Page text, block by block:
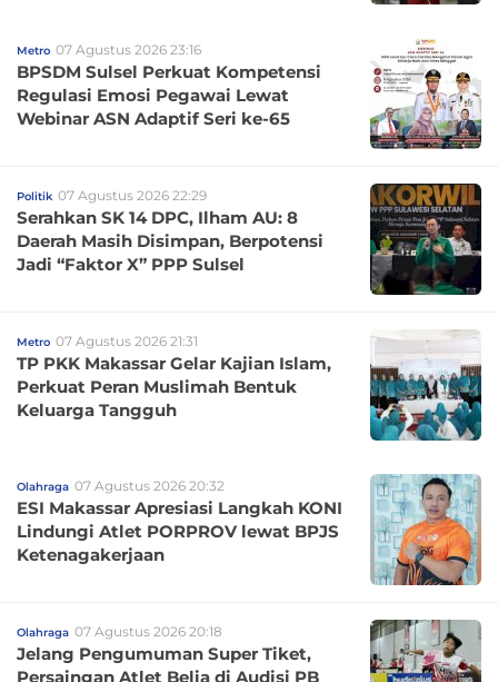
Metro 07 Agustus 2026 23:16
BPSDM Sulsel Perkuat Kompetensi
Regulasi Emosi Pegawai Lewat
Webinar ASN Adaptif Seri ke-65
Politik 07 Agustus 2026 22:29
Serahkan SK 14 DPC, Ilham AU: 8
Daerah Masih Disimpan, Berpotensi
Jadi “Faktor X” PPP Sulsel
Metro 07 Agustus 2026 21:31
TP PKK Makassar Gelar Kajian Islam,
Perkuat Peran Muslimah Bentuk
Keluarga Tangguh
Olahraga 07 Agustus 2026 20:32
ESI Makassar Apresiasi Langkah KONI
Lindungi Atlet PORPROV lewat BPJS
Ketenagakerjaan
Olahraga 07 Agustus 2026 20:18
Jelang Pengumuman Super Tiket,
Persaingan Atlet Belia di Audisi PB